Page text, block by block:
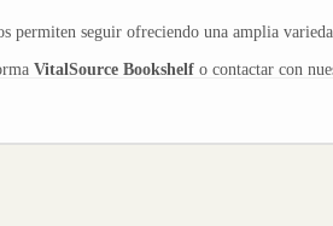
permiten seguir ofreciendo una amplia
VitalSource Bookshelf o contactar con